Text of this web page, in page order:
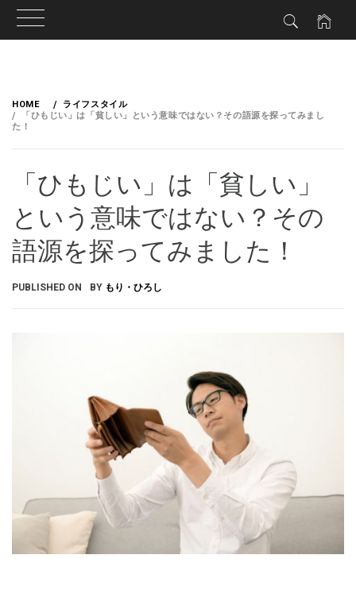
HOME
ライフスタイル
「ひもじい」は「貧しい」という意味ではない？その語源を探ってみまし
た！
「ひもじい」は「貧しい」
という意味ではない？その
語源を探ってみました！
PUBLISHED ON BY もり・ひろし